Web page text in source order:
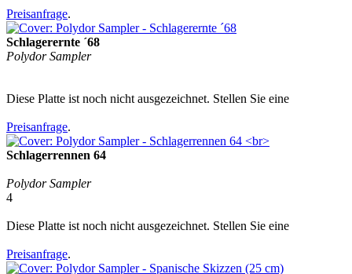
Preisanfrage.
Schlagerernte ´68
Polydor Sampler
Diese Platte ist noch nicht ausgezeichnet. Stellen Sie eine
Preisanfrage.
Schlagerrennen 64
Polydor Sampler
4
Diese Platte ist noch nicht ausgezeichnet. Stellen Sie eine
Preisanfrage.